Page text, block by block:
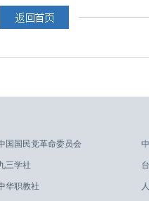
国国民党革命委员会
三学社
华职教社